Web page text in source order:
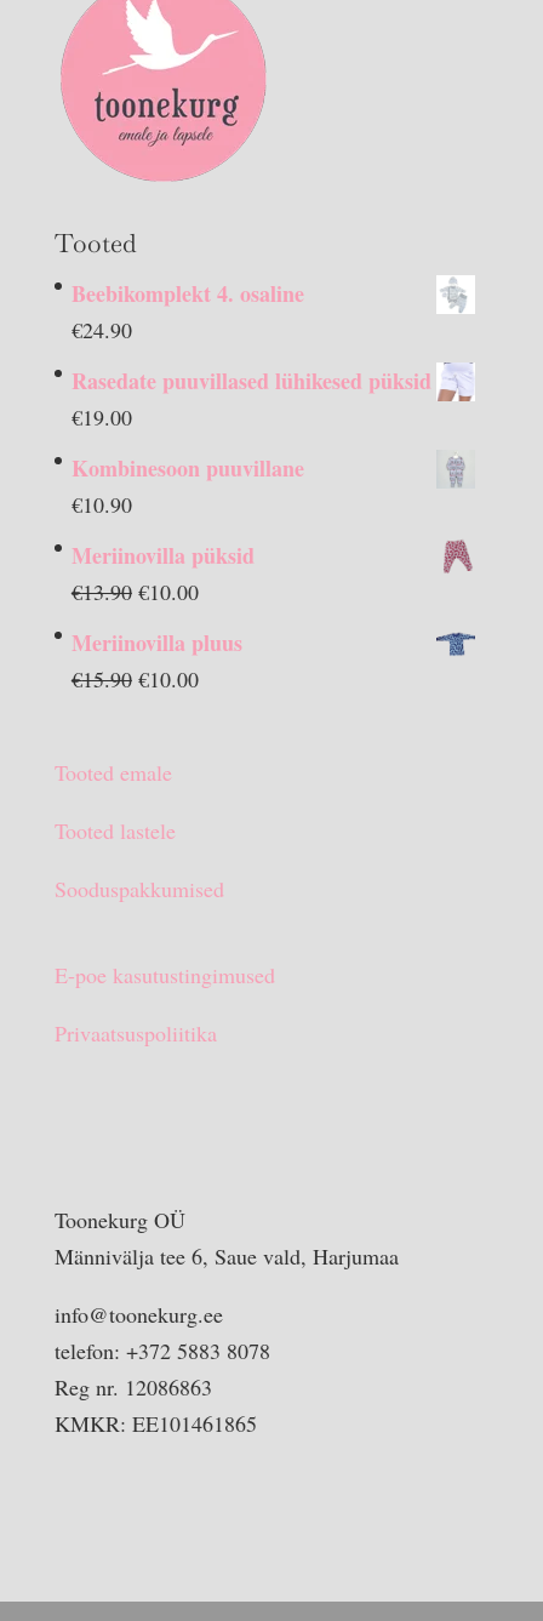
Tooted
Beebikomplekt 4. osaline
€24.90
Rasedate puuvillased lühikesed püksid
€19.00
Kombinesoon puuvillane
€10.90
Meriinovilla püksid
€13.90 Algne
€10.00Praegune
on:
Meriinovilla pluus
€15.90 Algne
€15.90.
€10.00Praegune
Tooted emale
Tooted lastele
Sooduspakkumised
E-poe kasutustingimused
Privaatsuspoliitika
Toonekurg OÜ
Männivälja tee 6, Saue vald, Harjumaa
info@toonekurg.ee
telefon: +372 5883 8078
Reg nr. 12086863
KMKR: EE101461865